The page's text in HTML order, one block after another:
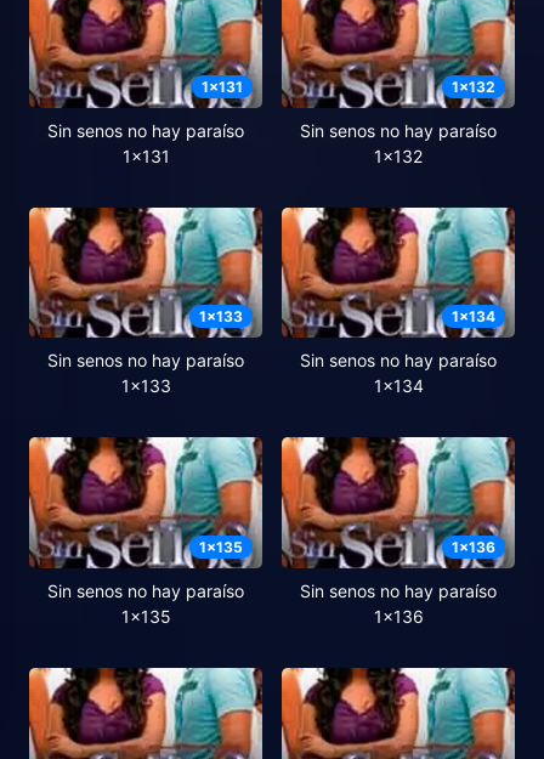
1x131
Sin senos no hay paraíso
1x131
1x132
Sin senos no hay paraíso
1x132
1x133
Sin senos no hay paraíso
1x133
1x134
Sin senos no hay paraíso
1x134
1x135
Sin senos no hay paraíso
1x135
1x136
Sin senos no hay paraíso
1x136